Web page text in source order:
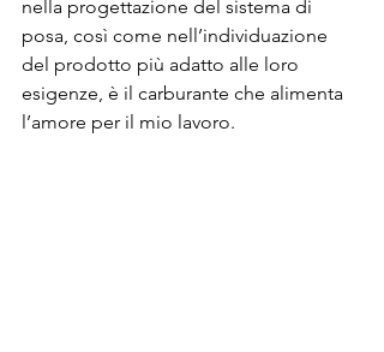
nella progettazione del sistema di
posa, così come nell’individuazione
del prodotto più adatto alle loro
esigenze, è il carburante che alimenta
l’amore per il mio lavoro.